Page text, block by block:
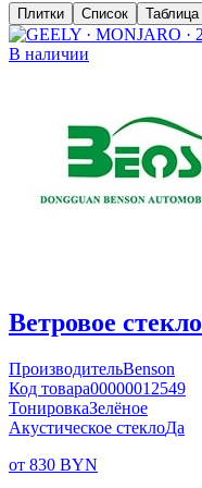
Плитки Список Таблица
В наличии
Ветровое стекло
ПроизводительBenson
Код товара00000012549
ТонировкаЗелёное
Акустическое стеклоДа
от 830 BYN